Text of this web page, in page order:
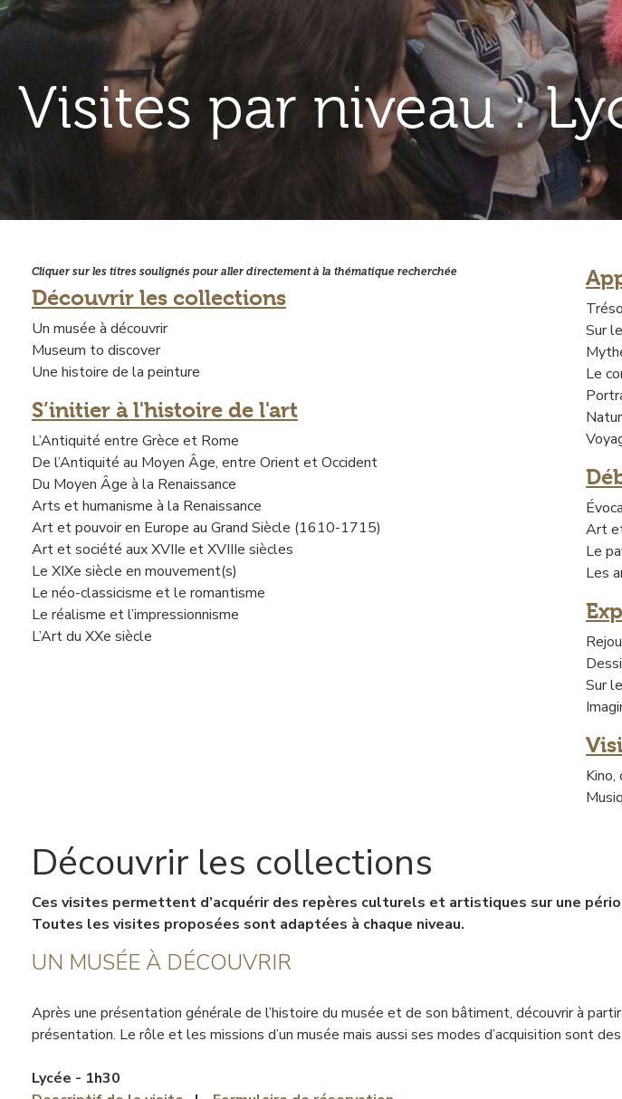
Visites par niveau :
Contenu
gauche
Cliquer sur les titres soulignés pour aller directement à la thématique recherchée
Découvrir les collections
Un musée à découvrir
Museum to discover
Une histoire de la peinture
S’initier à l'histoire de l'art
L’Antiquité entre Grèce et Rome
De l’Antiquité au Moyen Âge, entre Orient et Occident
Du Moyen Âge à la Renaissance
Arts et humanisme à la Renaissance
Art et pouvoir en Europe au Grand Siècle (1610-1715)
Art et société aux XVIIe et XVIIIe siècles
Le XIXe siècle en mouvement(s)
Le néo-classicisme et le romantisme
Le réalisme et l’impressionnisme
L’Art du XXe siècle
droite
Sur
Le
Art
Le
Les
Sur
Kino,
Contenu
Découvrir les collections
Ces visites permettent d’acquérir des repères culturels et artistiques sur une
Toutes les visites proposées sont adaptées à chaque niveau.
UN MUSÉE À DÉCOUVRIR
Après une présentation générale de l’histoire du musée et de son bâtiment, découvrir à
présentation. Le rôle et les missions d’un musée mais aussi ses modes d’acquisition sont
Lycée - 1h30